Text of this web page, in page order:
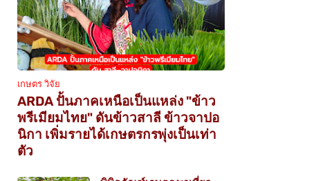
เกษตร วิจัย
ARDA ปั้นภาคเหนือเป็นแหล่ง "ข้าว
พรีเมียมไทย" ดันข้าวสาลี ข้าวจาปอ
นิกา เพิ่มรายได้เกษตรกรพุ่งเป็นเท่า
ตัว